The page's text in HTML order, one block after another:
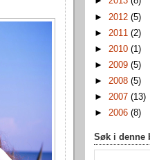
► 2012 (5)
► 2011 (2)
► 2010 (1)
► 2009 (5)
► 2008 (5)
► 2007 (13)
► 2006 (8)
Søk i denne